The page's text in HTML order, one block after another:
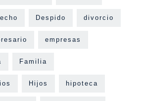
Despido divorcio
empresas
Familia
Hijos hipoteca